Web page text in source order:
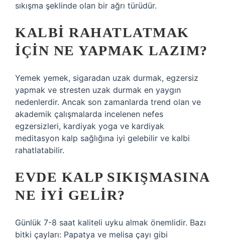
sıkışma şeklinde olan bir ağrı türüdür.
KALBI RAHATLATMAK
IÇIN NE YAPMAK LAZIM?
Yemek yemek, sigaradan uzak durmak, egzersiz
yapmak ve stresten uzak durmak en yaygın
nedenlerdir. Ancak son zamanlarda trend olan ve
akademik çalışmalarda incelenen nefes
egzersizleri, kardiyak yoga ve kardiyak
meditasyon kalp sağlığına iyi gelebilir ve kalbi
rahatlatabilir.
EVDE KALP SIKIŞMASINA
NE IYI GELIR?
Günlük 7-8 saat kaliteli uyku almak önemlidir. Bazı
bitki çayları: Papatya ve melisa çayı gibi